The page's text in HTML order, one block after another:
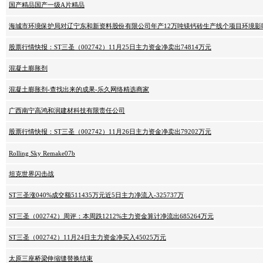
国产精品国产一级A片精品
海城市环境保护局对辽宁东和新资料股份有限公司年产12万吨镁钙砖生产线个项目环境
股票行情快报：ST三圣（002742）11月25日主力资金净卖出74814万元
混凝土膨胀剂
混凝土膨胀剂-查找出来的成果-乐久网络精选商家
广西南宁高鸿和润建材科技有限责任公司
股票行情快报：ST三圣（002742）11月26日主力资金净卖出79202万元
Rolling Sky Remake07b
坦克世界闪击战
ST三圣涨040%成交额511435万元近5日主力净流入-325737万
ST三圣（002742）周评：本周跌1212%主力资金算计净流出685264万元
ST三圣（002742）11月24日主力资金净买入45025万元
太原三座桥梁伸缩缝替换结束